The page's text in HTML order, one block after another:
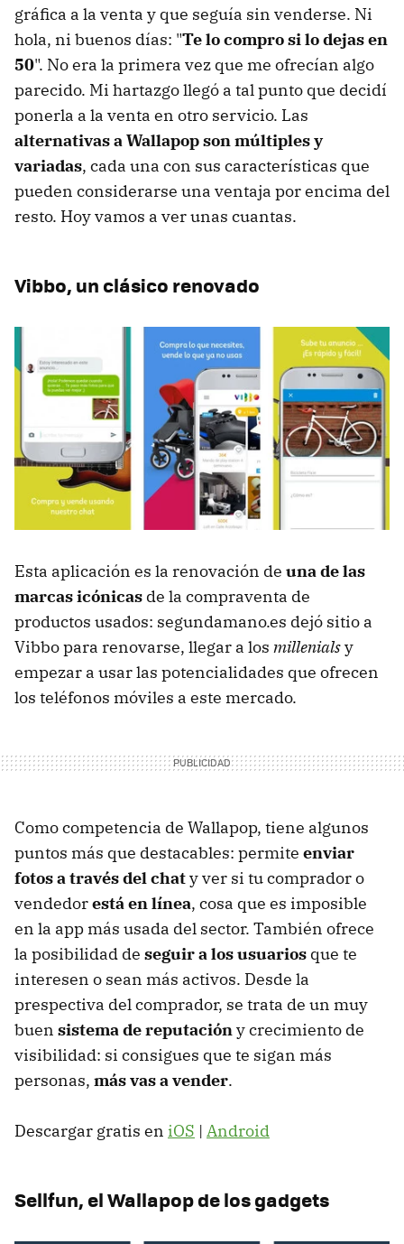
gráfica a la venta y que seguía sin venderse. Ni
hola, ni buenos días: "Te lo compro si lo dejas en
50". No era la primera vez que me ofrecían algo
parecido. Mi hartazgo llegó a tal punto que decidí
ponerla a la venta en otro servicio. Las
alternativas a Wallapop son múltiples y
variadas, cada una con sus características que
pueden considerarse una ventaja por encima del
resto. Hoy vamos a ver unas cuantas.
Vibbo, un clásico renovado
Esta aplicación es la renovación de una de las
marcas icónicas de la compraventa de
productos usados: segundamano.es dejó sitio a
Vibbo para renovarse, llegar a los millenialsy
empezar a usar las potencialidades que ofrecen
los teléfonos móviles a este mercado.
Como competencia de Wallapop, tiene algunos
puntos más que destacables: permite enviar
fotos a través del chaty ver si tu comprador o
vendedorestá en línea, cosa que es imposible
en la app más usada del sector. También ofrece
la posibilidad de seguir a los usuarios que te
interesen o sean más activos. Desde la
prespectiva del comprador, se trata de un muy
buen sistema de reputacióny crecimiento de
visibilidad: si consigues que te sigan más
personas, más vas a vender.
Descargar gratis en iOS | Android
Sellfun, el Wallapop de los gadgets